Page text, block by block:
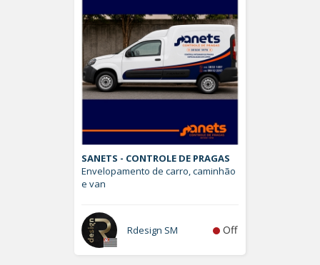
SANETS - CONTROLE DE PRAGAS
Envelopamento de carro, caminhão
e van
Rdesign SM Off